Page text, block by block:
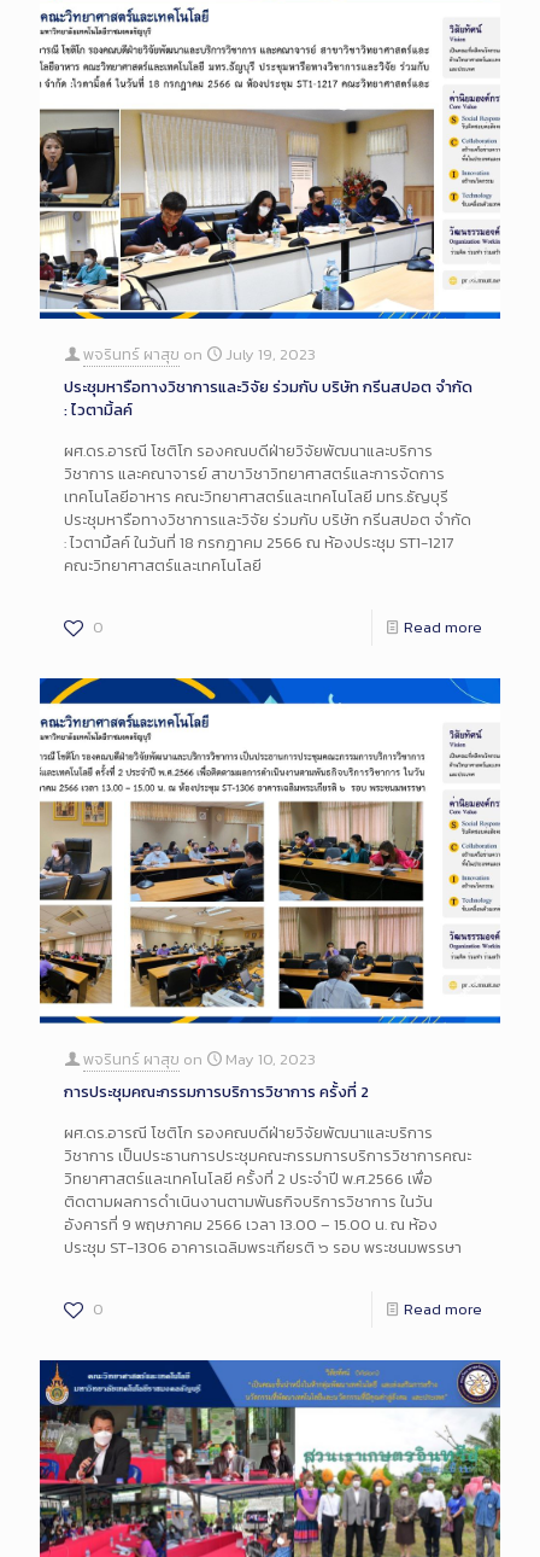
พจรินทร์ ผาสุข on
July 19, 2023
ประชุมหารือทางวิชาการและวิจัย ร่วมกับ บริษัท กรีนสปอต จํากัด
: ไวตามิ้ลค์
ผศ.ดร.อารณี โชติโก รองคณบดีฝ่ายวิจัยพัฒนาและบริการ
วิชาการ และคณาจารย์ สาขาวิชาวิทยาศาสตร์และการจัดการ
เทคโนโลยีอาหาร คณะวิทยาศาสตร์และเทคโนโลยี มทร.ธัญบุรี
ประชุมหารือทางวิชาการและวิจัย ร่วมกับ บริษัท กรีนสปอต จํากัด
: ไวตามิ้ลค์ ในวันที่ 18 กรกฎาคม 2566 ณ ห้องประชุม ST1-1217
คณะวิทยาศาสตร์และเทคโนโลยี
0 Read more
พจรินทร์ ผาสุข on
May 10, 2023
การประชุมคณะกรรมการบริการวิชาการ ครั้งที่ 2
ผศ.ดร.อารณี โชติโก รองคณบดีฝ่ายวิจัยพัฒนาและบริการ
วิชาการ เป็นประธานการประชุมคณะกรรมการบริการวิชาการคณะ
วิทยาศาสตร์และเทคโนโลยี ครั้งที่ 2 ประจำปี พ.ศ.2566​ เพื่อ
ติดตามผลการดำเนินงานตามพันธกิจบริการวิชาการ ​ในวัน
อังคารที่ 9 พฤษภาคม 2566 เวลา 13.00 – 15.00 น.​ ณ​ ห้อง
ประชุม​ ST-1306 อาคาร​เฉลิมพระเกียรติ​ ๖ รอบ​ พระชนมพรรษา
0 Read more